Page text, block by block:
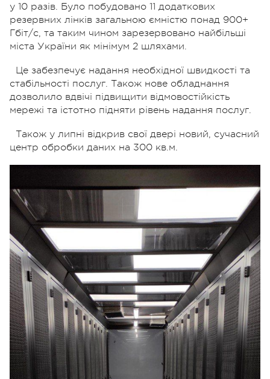
у 10 разів. Було побудовано 11 додаткових
резервних лінків загальною ємністю понад 900+
Гбіт/c, та таким чином зарезервовано найбільші
міста України як мінімум 2 шляхами.
Це забезпечує надання необхідної швидкості та
стабільності послуг. Також нове обладнання
дозволило вдвічі підвищити відмовостійкість
мережі та істотно підняти рівень надання послуг.
Також у липні відкрив свої двері новий, сучасний
центр обробки даних на 300 кв.м.